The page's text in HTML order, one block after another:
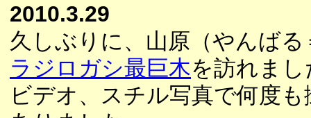
2010.3.29
久しぶりに、山原（やんば
ラジロガシ最巨木を訪れまし
ビデオ、スチル写真で何度